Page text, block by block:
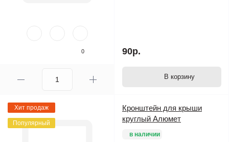
0 90р.
В корзину
Хит продаж
Популярный
Кронштейн для крыши
круглый Алюмет
в наличии